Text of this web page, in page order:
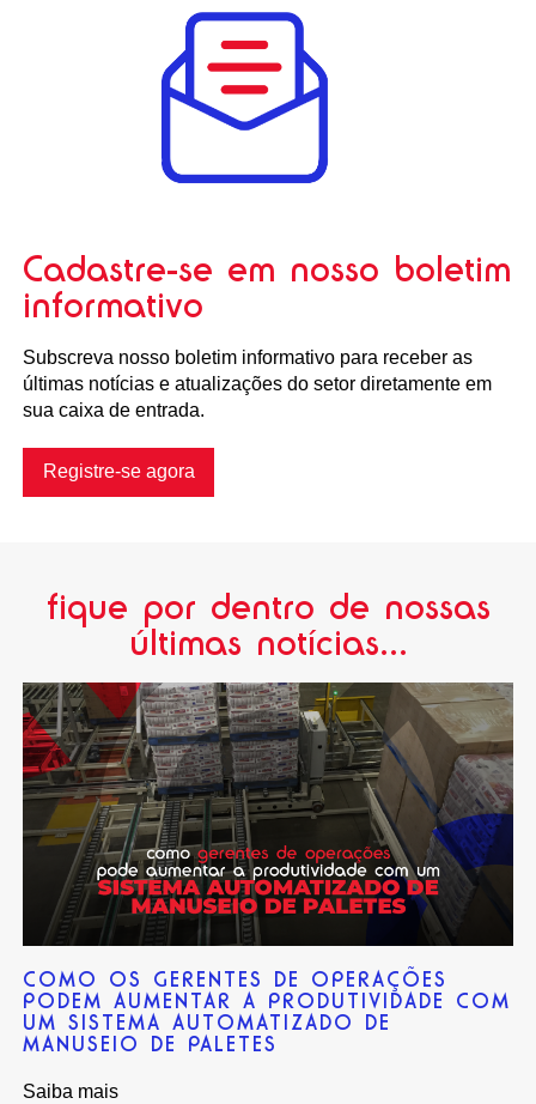
Cadastre-se em nosso boletim
informativo
Subscreva nosso boletim informativo para receber as
últimas notícias e atualizações do setor diretamente em
sua caixa de entrada.
Registre-se agora
fique por dentro de nossas
últimas notícias...
COMO OS GERENTES DE OPERAÇÕES
PODEM AUMENTAR A PRODUTIVIDADE COM
UM SISTEMA AUTOMATIZADO DE
MANUSEIO DE PALETES
Saiba mais